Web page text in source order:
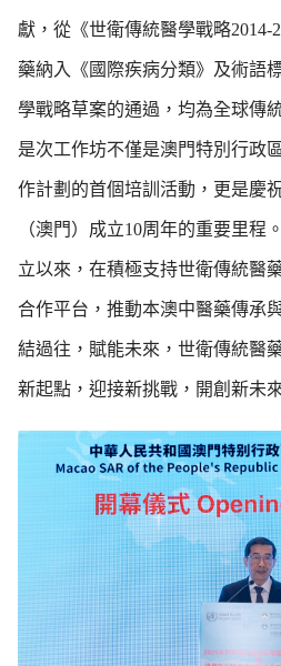
獻，從《世衛傳統醫學戰略2014-
藥納入《國際疾病分類》及術語
學戰略草案的通過，均為全球傳
是次工作坊不僅是澳門特別行政
作計劃的首個培訓活動，更是慶
（澳門）成立10周年的重要里程
立以來，在積極支持世衛傳統醫
合作平台，推動本澳中醫藥傳承
結過往，賦能未來，世衛傳統醫
新起點，迎接新挑戰，開創新未